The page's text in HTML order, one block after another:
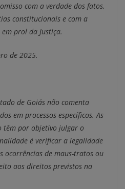
com a verdade dos fatos,
constitucionais e com a
prol da Justiça.
de 2025.
de Goiás não comenta
em processos específicos. As
têm por objetivo julgar o
é verificar a legalidade
ocorrências de maus-tratos ou
aos direitos previstos na